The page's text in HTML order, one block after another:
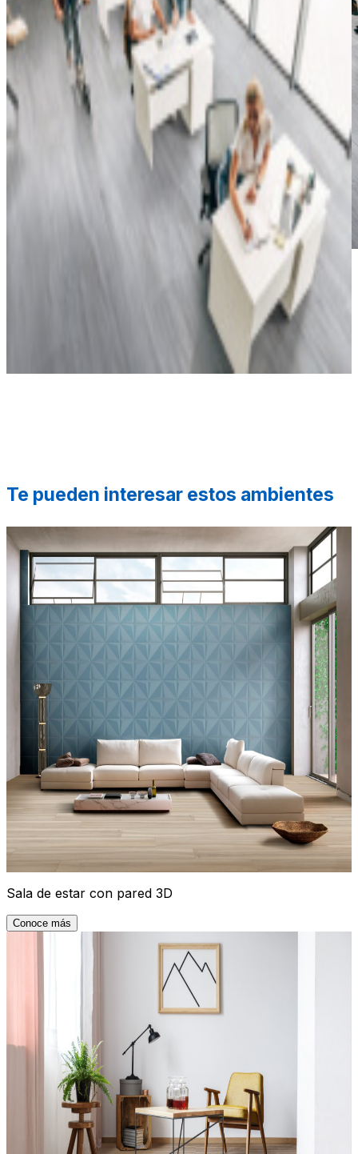
*Las fotografías de productos y ambientes son
ilustrativas, algunos atributos de color y textura pueden
variar de acuerdo a la resolución de tu pantalla y diferir
de la realidad. Los elementos de ambientación no se
Te pueden interesar estos ambientes
Sala de estar con pared 3D
Conoce más